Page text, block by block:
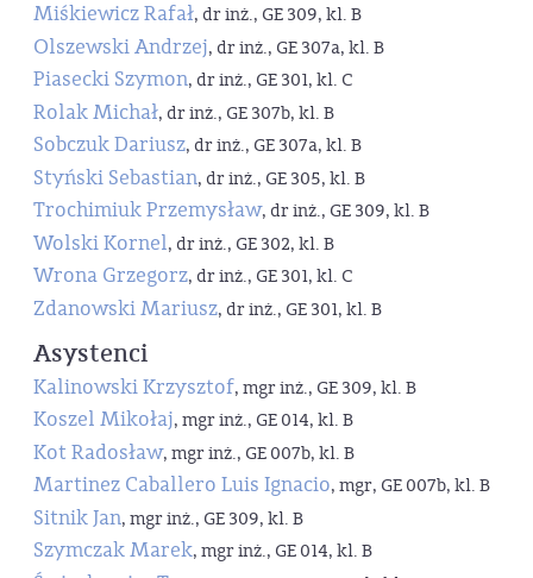
Miśkiewicz Rafał, dr inż., GE 309, kl. B
Olszewski Andrzej, dr inż., GE 307a, kl. B
Piasecki Szymon, dr inż., GE 301, kl. C
Rolak Michał, dr inż., GE 307b, kl. B
Sobczuk Dariusz, dr inż., GE 307a, kl. B
Styński Sebastian, dr inż., GE 305, kl. B
Trochimiuk Przemysław, dr inż., GE 309, kl. B
Wolski Kornel, dr inż., GE 302, kl. B
Wrona Grzegorz, dr inż., GE 301, kl. C
Zdanowski Mariusz, dr inż., GE 301, kl. B
Asystenci
Kalinowski Krzysztof, mgr inż., GE 309, kl. B
Koszel Mikołaj, mgr inż., GE 014, kl. B
Kot Radosław, mgr inż., GE 007b, kl. B
Martinez Caballero Luis Ignacio, mgr, GE 007b, kl. B
Sitnik Jan, mgr inż., GE 309, kl. B
Szymczak Marek, mgr inż., GE 014, kl. B